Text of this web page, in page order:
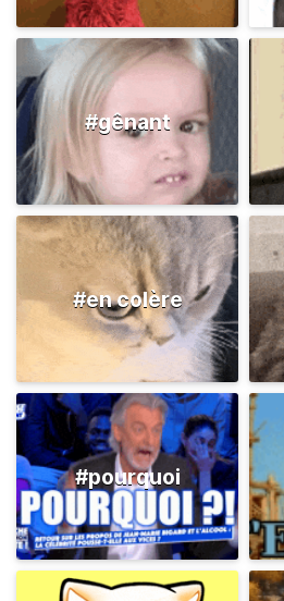
#gênant
#en colère
#pourquoi